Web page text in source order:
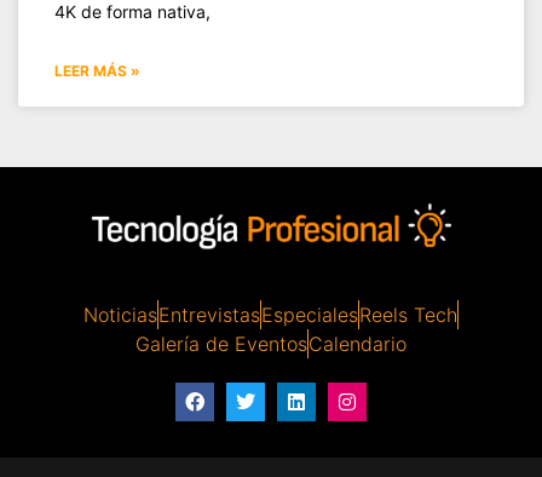
4K de forma nativa,
LEER MÁS »
NoticiasEntrevistasEspecialesReels Tech
Galería de EventosCalendario